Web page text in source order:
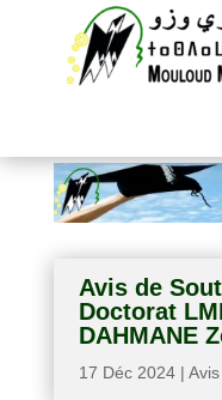
Avis de
Doctorat
DAHMANE
17 Déc 2024|